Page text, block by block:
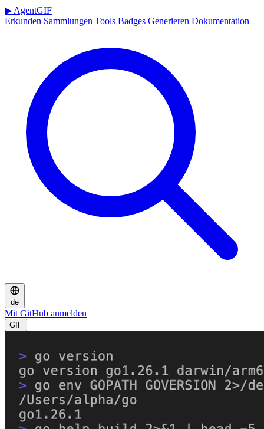
▶ AgentGIF
Erkunden Sammlungen Tools Badges Generieren Dokumentation
de
Mit GitHub anmelden
GIF